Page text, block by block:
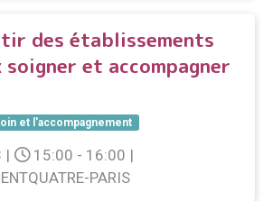
des établissements
soigner et accompagner
et l'accompagnement
| 15:00 - 16:00 |
PARIS